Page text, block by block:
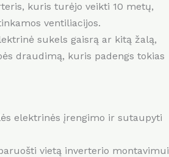
kuris turėjo veikti 10 metų,
ventiliacijos.
sukels gaisrą ar kitą žalą,
draudimą, kuris padengs tokias
elektrinės įrengimo ir sutaupyti
vietą inverterio montavimui